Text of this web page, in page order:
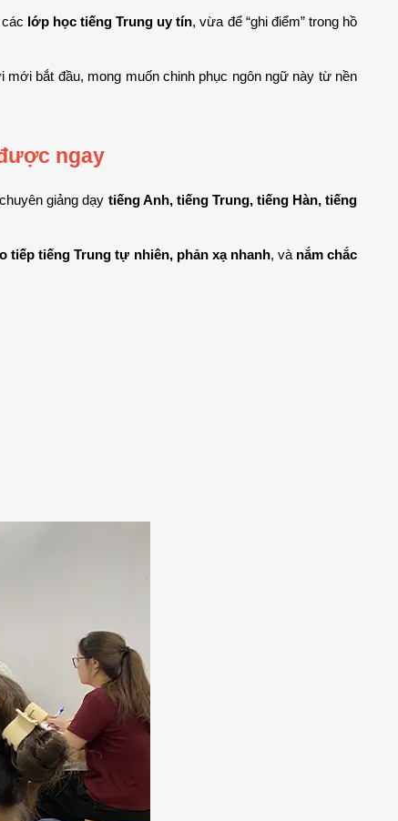
lớp học tiếng Trung uy tín, vừa để “ghi điểm” trong hồ
mới bắt đầu, mong muốn chinh phục ngôn ngữ này từ nền
ngay
giảng dạy tiếng Anh, tiếng Trung, tiếng Hàn, tiếng
tiếp tiếng Trung tự nhiên, phản xạ nhanh, và nắm chắc